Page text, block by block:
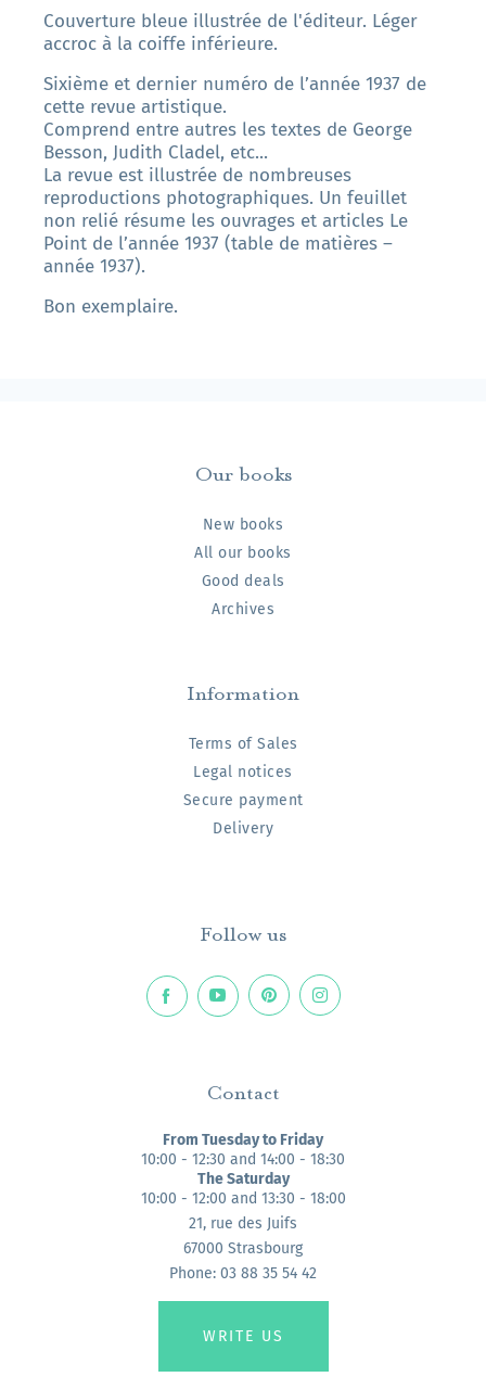
Couverture bleue illustrée de l'éditeur. Léger
accroc à la coiffe inférieure.
Sixième et dernier numéro de l’année 1937 de
cette revue artistique.
Comprend entre autres les textes de George
Besson, Judith Cladel, etc...
La revue est illustrée de nombreuses
reproductions photographiques. Un feuillet
non relié résume les ouvrages et articles Le
Point de l’année 1937 (table de matières –
année 1937).
Bon exemplaire.
Our books
New books
All our books
Good deals
Archives
Information
Terms of Sales
Legal notices
Secure payment
Delivery
Follow us
Contact
From Tuesday to Friday
10:00 - 12:30 and 14:00 - 18:30
The Saturday
10:00 - 12:00 and 13:30 - 18:00
21, rue des Juifs
67000 Strasbourg
Phone: 03 88 35 54 42
WRITE US